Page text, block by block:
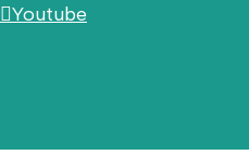
Youtube